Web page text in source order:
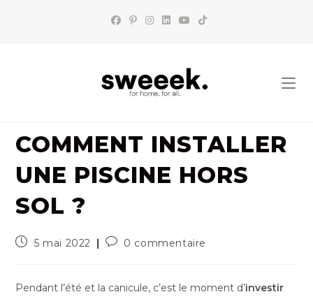
COMMENT INSTALLER
UNE PISCINE HORS
SOL ?
Publication
5 mai 2022
Commentaires
publication :
0 commentaire
Pendant l’été et la canicule, c’est le moment d’investir